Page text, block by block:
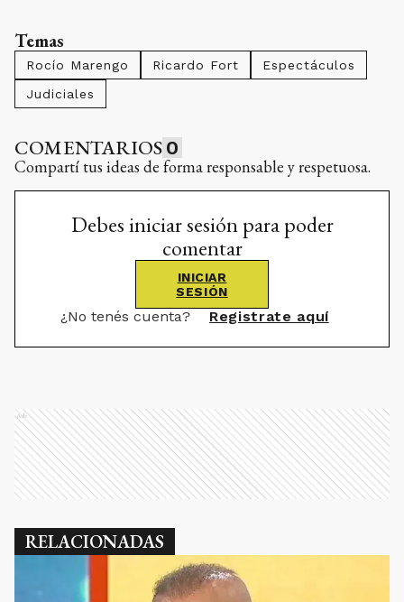
Temas
Rocío Marengo Ricardo Fort
Espectáculos
Judiciales
COMENTARIOS 0
Compartí tus ideas de forma responsable y respetuosa.
Debes iniciar sesión para poder
comentar
INICIAR
SESIÓN
¿No tenés cuenta? Registrate aquí
Ads
RELACIONADAS